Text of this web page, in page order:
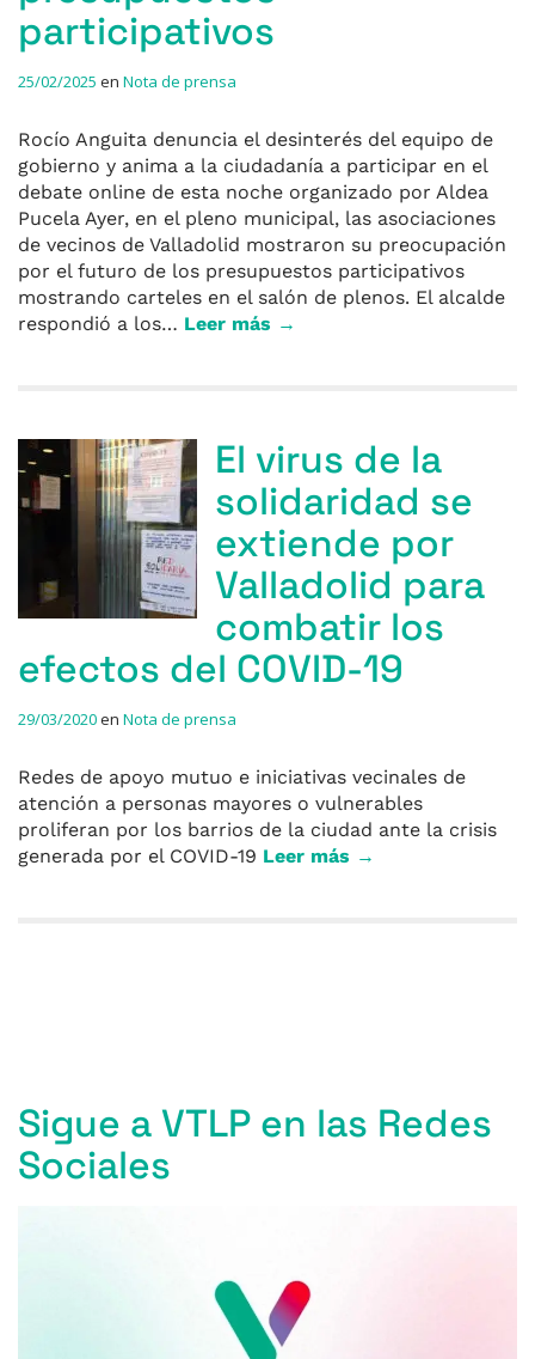
participativos
25/02/2025 en Nota de prensa
Rocío Anguita denuncia el desinterés del equipo de
gobierno y anima a la ciudadanía a participar en el
debate online de esta noche organizado por Aldea
Pucela Ayer, en el pleno municipal, las asociaciones
de vecinos de Valladolid mostraron su preocupación
por el futuro de los presupuestos participativos
mostrando carteles en el salón de plenos. El alcalde
respondió a los… Leer más →
El virus de la
solidaridad se
extiende por
Valladolid para
combatir los
efectos del COVID-19
29/03/2020en Nota de prensa
Redes de apoyo mutuo e iniciativas vecinales de
atención a personas mayores o vulnerables
proliferan por los barrios de la ciudad ante la crisis
generada por el COVID-19 Leer más →
Sigue a VTLP en las Redes
Sociales